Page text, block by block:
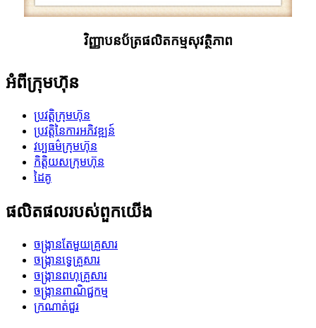
វិញ្ញាបនប័ត្រផលិតកម្មសុវត្ថិភាព
អំពីក្រុមហ៊ុន
ប្រវត្តិ​ក្រុមហ៊ុន
ប្រវត្តិនៃការអភិវឌ្ឍន៍
វប្បធម៌ក្រុមហ៊ុន
កិត្តិយសក្រុមហ៊ុន
ដៃគូ
ផលិតផល​របស់​ពួក​យើង
ចង្ក្រានតែមួយគ្រួសារ
ចង្ក្រានទ្វេគ្រួសារ
ចង្ក្រានពហុគ្រួសារ
ចង្ក្រានពាណិជ្ជកម្ម
ក្រណាត់ជួរ